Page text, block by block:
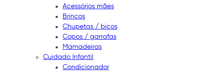
Acessórios mães
Brincos
Chupetas / bicos
Copos / garrafas
Mamadeiras
Cuidado Infantil
Condicionador